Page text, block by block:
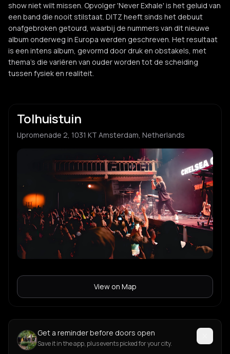
show niet wilt missen. Opvolger 'Never Exhale' is het geluid van
een band die nooit stilstaat. DITZ heeft sinds het debuut
onafgebroken getourd, waarbij de nummers van dit nieuwe
album onderweg in Europa werden geschreven. Het resultaat
is een intens album, gevormd door druk en obstakels, met
thema's die variëren van ouder worden tot de scheiding
tussen fysiek en realiteit.
Tolhuistuin
IJpromenade 2, 1031 KT Amsterdam, Netherlands
View on Map
Get a reminder before doors open
Save it in the app, plus events picked for your city.